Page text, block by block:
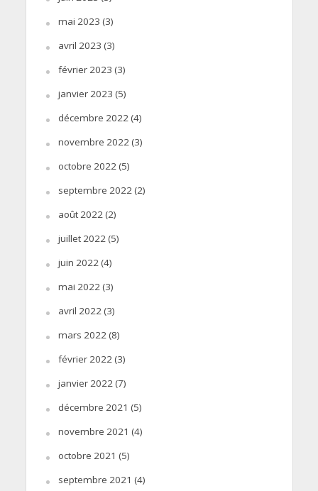
mai 2023 (3)
avril 2023 (3)
février 2023 (3)
janvier 2023 (5)
décembre 2022(4)
novembre 2022(3)
octobre 2022(5)
septembre 2022(2)
août 2022(2)
juillet 2022(5)
juin 2022(4)
mai 2022(3)
avril 2022(3)
mars 2022(8)
février 2022(3)
janvier 2022(7)
décembre 2021 (5)
novembre 2021 (4)
octobre 2021 (5)
septembre 2021 (4)